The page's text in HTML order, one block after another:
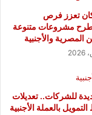
تعزز فرص
طرح مشروعات متنوعة
المصرية والأجنبية
للشركات.. تعديلات
بالعملة الأجنبية